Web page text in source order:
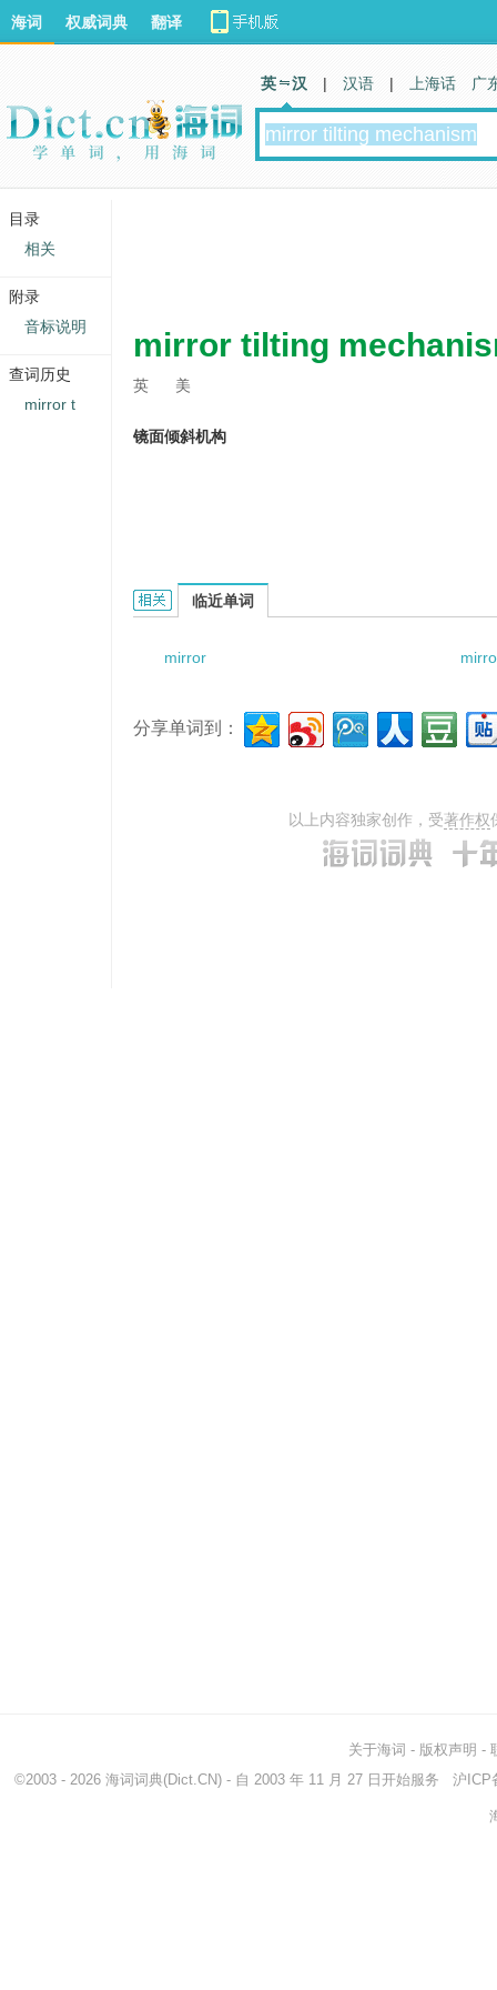
mirror tilting
英 美
镜面倾斜机构
mirror tilting mechanism的相关资料：
临近单词
mirror
分享单词到：
以上内容独家创作，受著作权
海词 权威词典 翻译
英 汉 | 汉语 | 上海话 广
关于海词 - 版权声明 -
©2003 - 2026 海词词典(Dict.CN) - 自 2003 年 11 月 27 日开始服务 沪ICP
目录
相关
附录
音标说明
查词历史
mirror t